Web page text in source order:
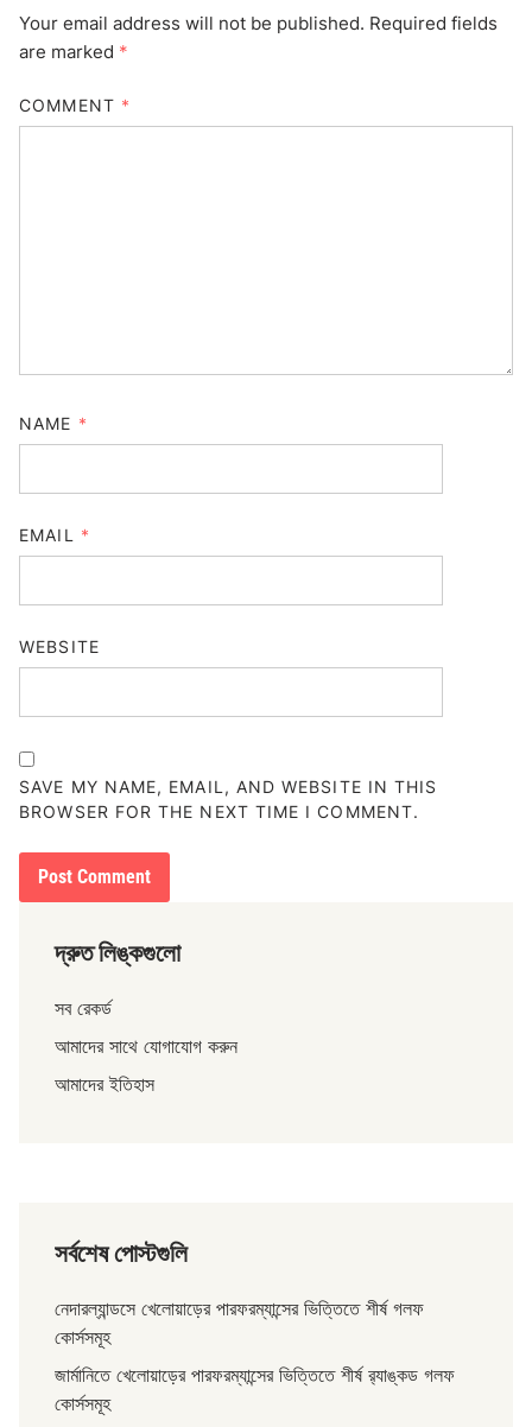
Your email address will not be published. Required fields
are marked *
COMMENT *
NAME *
EMAIL *
WEBSITE
SAVE MY NAME, EMAIL, AND WEBSITE IN THIS
BROWSER FOR THE NEXT TIME I COMMENT.
দ্রুত লিঙ্কগুলো
সব রেকর্ড
আমাদের সাথে যোগাযোগ করুন
আমাদের ইতিহাস
সর্বশেষ পোস্টগুলি
নেদারল্যান্ডসে খেলোয়াড়ের পারফরম্যান্সের ভিত্তিতে শীর্ষ গলফ
কোর্সসমূহ
জার্মানিতে খেলোয়াড়ের পারফরম্যান্সের ভিত্তিতে শীর্ষ র‌্যাঙ্কড গলফ
কোর্সসমূহ